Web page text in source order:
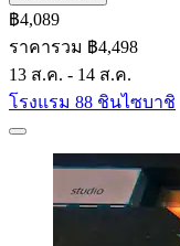
฿4,089
ราคารวม ฿4,498
13 ส.ค. - 14 ส.ค.
โรงแรม 88 ชินไซบาชิ